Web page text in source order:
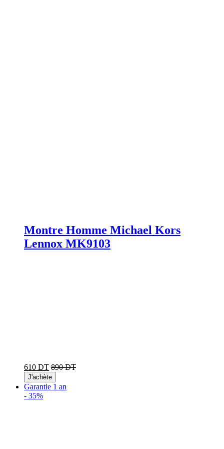
Montre Homme Michael Kors
Lennox MK9103
610 DT 890 DT
J'achète
Garantie 1 an
- 35%